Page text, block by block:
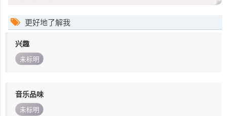
更好地了解我
兴趣
未标明
音乐品味
未标明